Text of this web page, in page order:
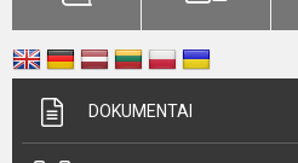
DOKUMENTAI